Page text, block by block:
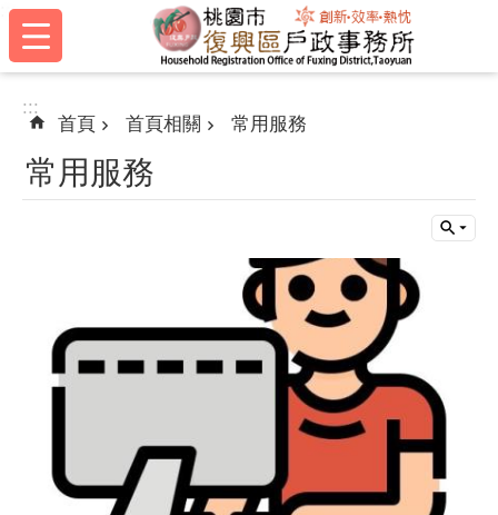
跳到主要內容區塊
:::
:::
首頁 首頁相關 常用服務
常用服務